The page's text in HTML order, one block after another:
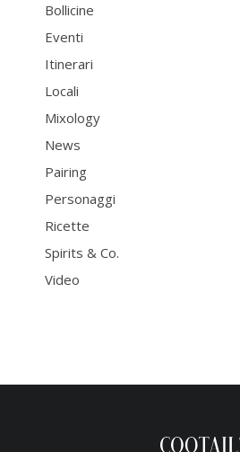
Bollicine
Eventi
Itinerari
Locali
Mixology
News
Pairing
Personaggi
Ricette
Spirits & Co.
Video